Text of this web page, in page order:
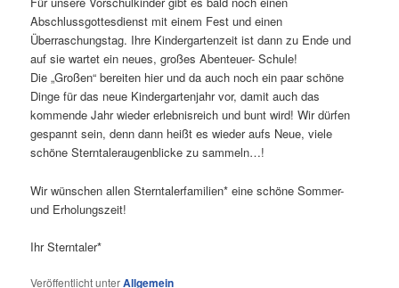
Abschlussgottesdienst mit einem Fest und einen
Überraschungstag. Ihre Kindergartenzeit ist dann zu Ende und
auf sie wartet ein neues, großes Abenteuer- Schule!
Die „Großen“ bereiten hier und da auch noch ein paar schöne
Dinge für das neue Kindergartenjahr vor, damit auch das
kommende Jahr wieder erlebnisreich und bunt wird! Wir dürfen
gespannt sein, denn dann heißt es wieder aufs Neue, viele
schöne Sterntaleraugenblicke zu sammeln…!
Wir wünschen allen Sterntalerfamilien* eine schöne Sommer-
und Erholungszeit!
Ihr Sterntaler*
Veröffentlicht unterAllgemein